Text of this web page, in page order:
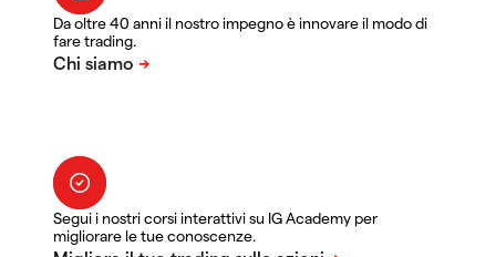
Da oltre 40 anni il nostro impegno è innovare il modo di
fare trading.
Segui i nostri corsi interattivi su IG Academy per
migliorare le tue conoscenze.